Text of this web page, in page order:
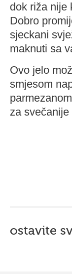
dok riža nije
Dobro
sjeckani
maknuti sa
Ovo jelo
smjesom
za svečanije
ostavite